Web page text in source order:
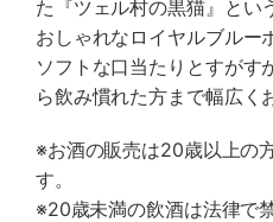
た『ツェル村の黒猫』とい
おしゃれなロイヤルブルー
ソフトな口当たりとすがす
ら飲み慣れた方まで幅広く
※お酒の販売は20歳以上の
す。
※20歳未満の飲酒は法律で